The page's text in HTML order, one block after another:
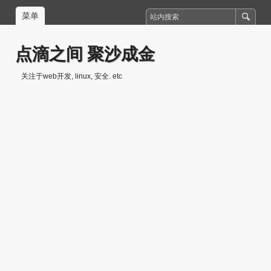
菜单
点滴之间 聚沙成金
关注于web开发, linux, 安全. etc